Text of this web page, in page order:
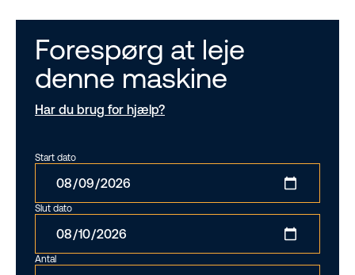
Forespørg at leje
denne maskine
Har du brug for hjælp?
Start dato
Slut dato
Antal